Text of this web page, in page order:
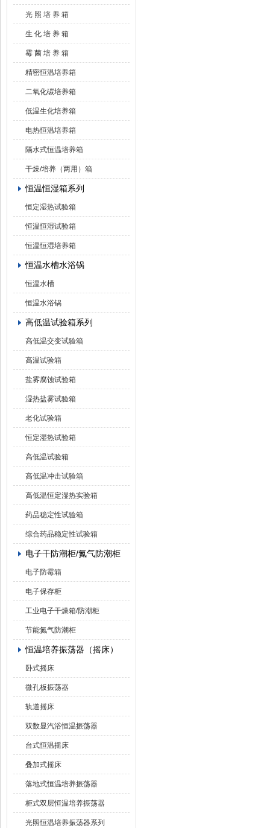
光 照 培 养 箱
生 化 培 养 箱
霉 菌 培 养 箱
精密恒温培养箱
二氧化碳培养箱
低温生化培养箱
电热恒温培养箱
隔水式恒温培养箱
干燥/培养（两用）箱
恒温恒湿箱系列
恒定湿热试验箱
恒温恒湿试验箱
恒温恒湿培养箱
恒温水槽水浴锅
恒温水槽
恒温水浴锅
高低温试验箱系列
高低温交变试验箱
高温试验箱
盐雾腐蚀试验箱
湿热盐雾试验箱
老化试验箱
恒定湿热试验箱
高低温试验箱
高低温冲击试验箱
高低温恒定湿热实验箱
药品稳定性试验箱
综合药品稳定性试验箱
电子干防潮柜/氮气防潮柜
电子防霉箱
电子保存柜
工业电子干燥箱/防潮柜
节能氮气防潮柜
恒温培养振荡器（摇床）
卧式摇床
微孔板振荡器
轨道摇床
双数显汽浴恒温振荡器
台式恒温摇床
叠加式摇床
落地式恒温培养振荡器
柜式双层恒温培养振荡器
光照恒温培养振荡器系列